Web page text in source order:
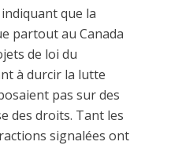
que la
partout au Canada
de loi du
à durcir la lutte
pas sur des
des droits. Tant les
signalées ont